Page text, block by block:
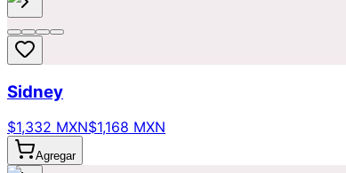
Sidney
$1,332 MXN$1,168 MXN
Agregar